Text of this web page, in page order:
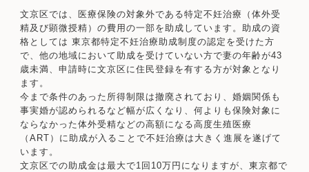
文京区では、医療保険の対象外である特定不妊治療（体外受
精及び顕微授精）の費用の一部を助成しています。助成の資
格としては 東京都特定不妊治療助成制度の認定を受けた方
で、他の地域において助成を受けていない方で妻の年齢が43
歳未満、申請時に文京区に住民登録を有する方が対象となり
ます。
今まで条件のあった所得制限は撤廃されており、婚姻関係も
事実婚が認められるなど幅が広くなり、何よりも保険対象に
ならなかった体外受精などの高額になる高度生殖医療
（ART）に助成が入ることで不妊治療は大きく進展を遂げて
います。
文京区での助成金は最大で1回10万円になりますが、東京都で